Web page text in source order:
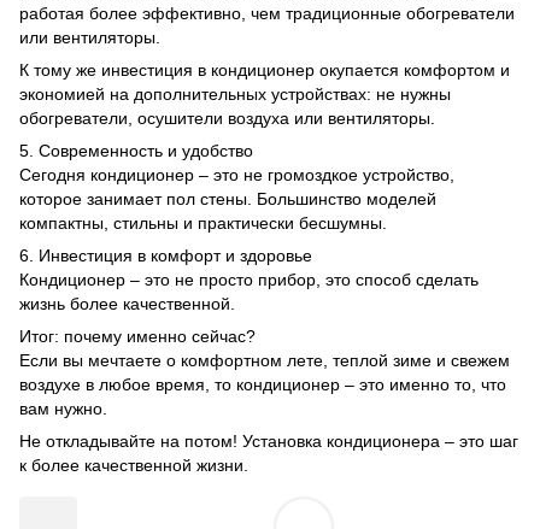
работая более эффективно, чем традиционные обогреватели
или вентиляторы.
К тому же инвестиция в кондиционер окупается комфортом и
экономией на дополнительных устройствах: не нужны
обогреватели, осушители воздуха или вентиляторы.
5. Современность и удобство
Сегодня кондиционер – это не громоздкое устройство,
которое занимает пол стены. Большинство моделей
компактны, стильны и практически бесшумны.
6. Инвестиция в комфорт и здоровье
Кондиционер – это не просто прибор, это способ сделать
жизнь более качественной.
Итог: почему именно сейчас?
Если вы мечтаете о комфортном лете, теплой зиме и свежем
воздухе в любое время, то кондиционер – это именно то, что
вам нужно.
Не откладывайте на потом! Установка кондиционера – это шаг
к более качественной жизни.